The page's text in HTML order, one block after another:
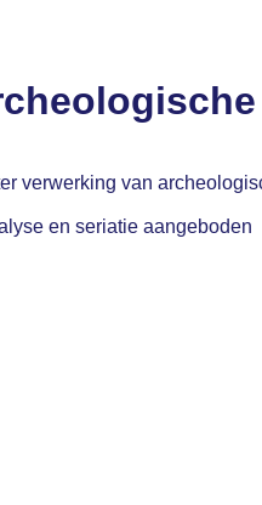
verwerking van
en seriatie aangeboden